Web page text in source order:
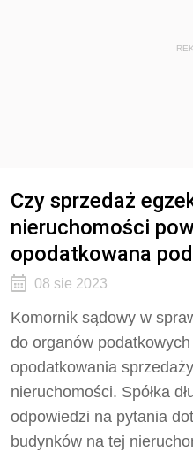
Czy sprzedaż
nieruchomości
opodatkowana
08 sie 2023
Komornik sądowy w
do organów
opodatkowania
nieruchomości. Spółka
odpowiedzi na pytania
budynków na tej